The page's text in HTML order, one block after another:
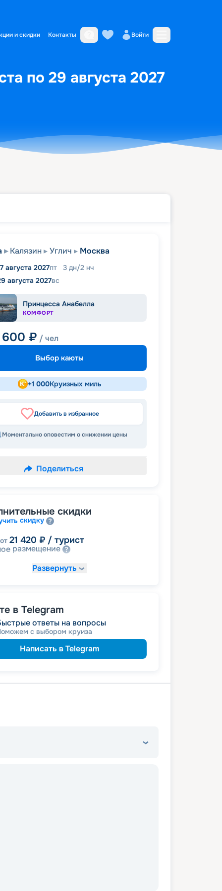
и скидки Контакты Войти
по 29 августа 2027
Калязин Углич Москва
августа 2027пт 3 дн/2 нч
августа 2027вс
Принцесса Анабелла
КОМФОРТ
₽ / чел
Выбор каюты
+1 000Круизных миль
Добавить в избранное
Моментально оповестим о снижении цены
Поделиться
скидки
скидку
от 21 420 ₽ / турист
размещение
Развернуть
в Telegram
ответы на вопросы
с выбором круиза
Написать в Telegram